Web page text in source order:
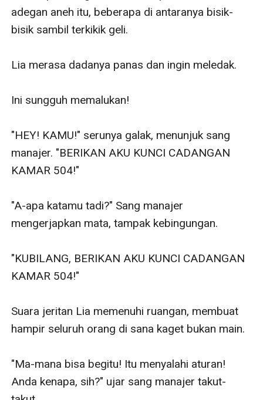
adegan aneh itu, beberapa di antaranya bisik-
bisik sambil terkikik geli.
Lia merasa dadanya panas dan ingin meledak.
Ini sungguh memalukan!
"HEY! KAMU!" serunya galak, menunjuk sang
manajer. "BERIKAN AKU KUNCI CADANGAN
KAMAR 504!"
"A-apa katamu tadi?" Sang manajer
mengerjapkan mata, tampak kebingungan.
"KUBILANG, BERIKAN AKU KUNCI CADANGAN
KAMAR 504!"
Suara jeritan Lia memenuhi ruangan, membuat
hampir seluruh orang di sana kaget bukan main.
"Ma-mana bisa begitu! Itu menyalahi aturan!
Anda kenapa, sih?" ujar sang manajer takut-